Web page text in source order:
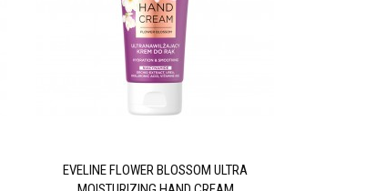
EVELINE FLOWER BLOSSOM ULTRA